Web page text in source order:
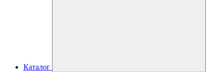
Каталог